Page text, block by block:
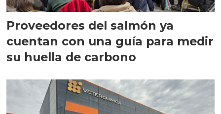
Proveedores del salmón ya
cuentan con una guía para medir
su huella de carbono